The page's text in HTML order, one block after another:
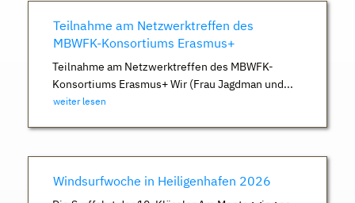
Teilnahme am Netzwerktreffen des
MBWFK-Konsortiums Erasmus+
Teilnahme am Netzwerktreffen des MBWFK-
Konsortiums Erasmus+ Wir (Frau Jagdman und...
weiter lesen
Windsurfwoche in Heiligenhafen 2026